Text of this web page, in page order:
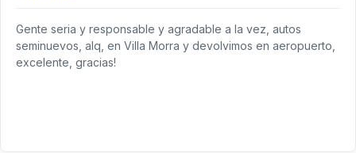
Gente seria y responsable y agradable a la vez, autos
seminuevos, alq, en Villa Morra y devolvimos en aeropuerto,
excelente, gracias!